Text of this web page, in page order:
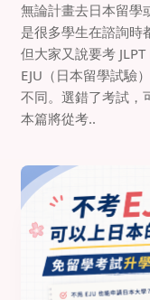
無論計畫去日本留學
是很多學生在諮詢時
但大家又說要考
EJU（日本留學試驗
不同。選錯了考試，
本篇將從考..